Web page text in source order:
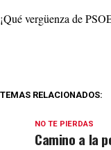
¡Qué vergüenza de
TEMAS RELACIONADOS:
NO TE PIERDAS
Camino a la